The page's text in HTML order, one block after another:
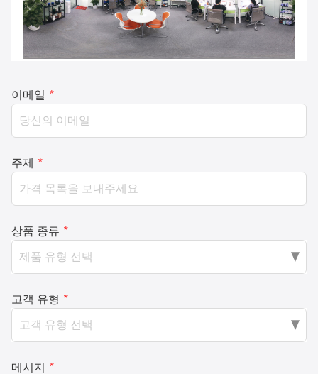
이메일 *
주제 *
상품 종류 *
고객 유형 *
메시지 *